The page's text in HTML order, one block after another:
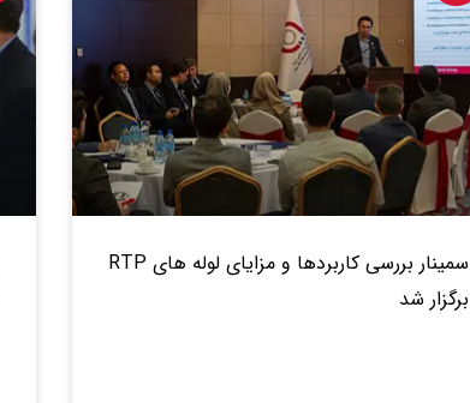
سمینار بررسی کاربردها و مزایای لوله های RTP
برگزار شد